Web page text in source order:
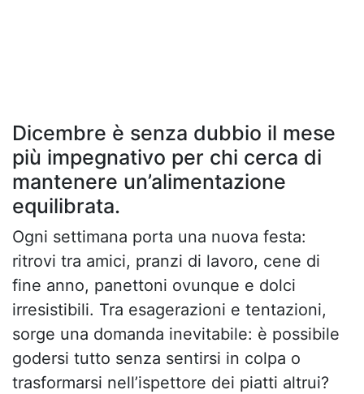
Dicembre è senza dubbio il mese
più impegnativo per chi cerca di
mantenere un’alimentazione
equilibrata.
Ogni settimana porta una nuova festa:
ritrovi tra amici, pranzi di lavoro, cene di
fine anno, panettoni ovunque e dolci
irresistibili. Tra esagerazioni e tentazioni,
sorge una domanda inevitabile: è possibile
godersi tutto senza sentirsi in colpa o
trasformarsi nell’ispettore dei piatti altrui?